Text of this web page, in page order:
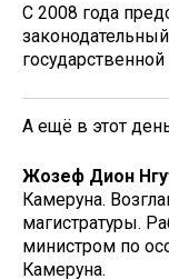
С 2008 года
А ещё в этот
Жозеф Дион
Камеруна.
магистратуры.
министром по
Камеруна.